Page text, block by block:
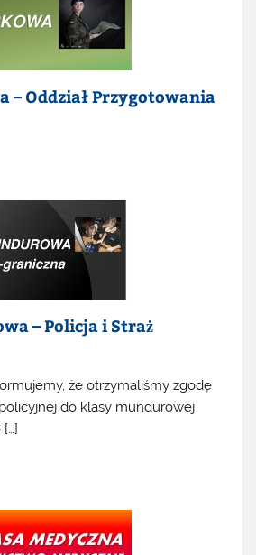
– Oddział Przygotowania
– Policja i Straż
że otrzymaliśmy zgodę
do klasy mundurowej